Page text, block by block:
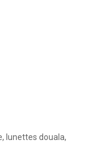
lunettes douala,